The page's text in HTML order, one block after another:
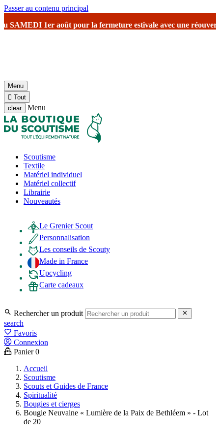
Passer au contenu principal
1er aoûtpour la fermeture estivaleavec une réouverture
Menu
 Tout
clear
Menu
Scoutisme
Textile
Matériel individuel
Matériel collectif
Librairie
Nouveautés
Le Grenier Scout
Personnalisation
Les conseils de Scouty
Made in France
Upcycling
Carte cadeaux
 Rechercher un produit 
search
favorite_border Favoris
Connexion
Panier 0
Accueil
Scoutisme
Scouts et Guides de France
Spiritualité
Bougies et cierges
Bougie Neuvaine « Lumière de la Paix de Bethléem » - Lot
de 20